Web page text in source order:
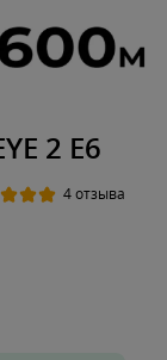
2 E6
4 отзыва